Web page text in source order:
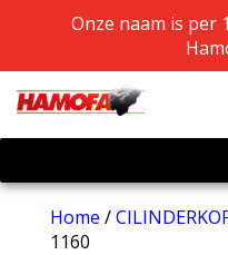
Onze naam is per
Onze naam is per
Home /
1160